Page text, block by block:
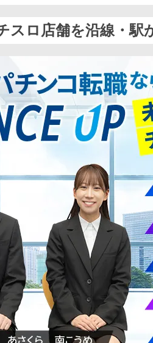
スロ店舗を沿線・駅